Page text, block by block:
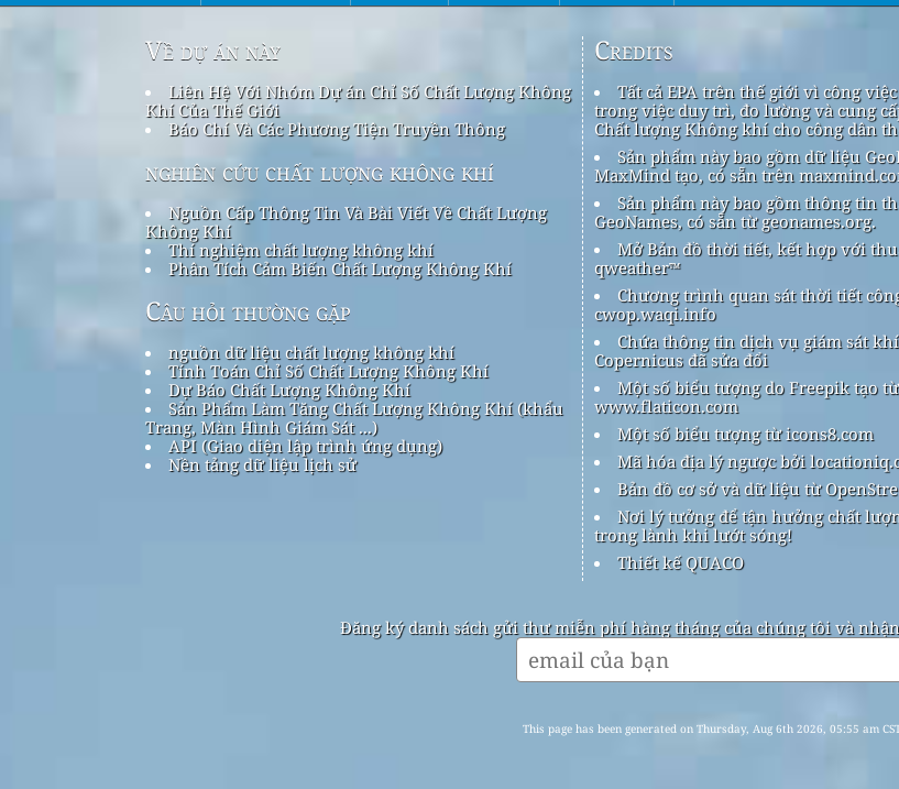
Về dự án này
Liên Hệ Với Nhóm Dự án Chỉ Số Chất Lượng Không
Khí Của Thế Giới
Báo Chí Và Các Phương Tiện Truyền Thông
nghiên cứu chất lượng không khí
Nguồn Cấp Thông Tin Và Bài Viết Về Chất Lượng
Không Khí
Thí nghiệm chất lượng không khí
Phân Tích Cảm Biến Chất Lượng Không Khí
Câu hỏi thường gặp
nguồn dữ liệu chất lượng không khí
Tính Toán Chỉ Số Chất Lượng Không Khí
Dự Báo Chất Lượng Không Khí
Sản Phẩm Làm Tăng Chất Lượng Không Khí (khẩu
Trang, Màn Hình Giám Sát ...)
API (Giao diện lập trình ứng dụng)
Nền tảng dữ liệu lịch sử
Credits
Tất cả EPA trên thế giới vì công
trong việc duy trì, đo lường và cung
Chất lượng Không khí cho công dân
Sản phẩm này bao gồm dữ liệu
MaxMind tạo, có sẵn trên
Sản phẩm này bao gồm thông tin
GeoNames, có sẵn từ geonames.org.
Mở Bản đồ thời tiết, kết hợp với
qweather™
Chương trình quan sát thời tiết
cwop.waqi.info
Chứa thông tin dịch vụ giám sát
Copernicus đã sửa đổi
Một số biểu tượng do Freepik tạo từ
www.flaticon.com
Một số biểu tượng từ icons8.com
Mã hóa địa lý ngược bởi
Bản đồ cơ sở và dữ liệu từ
Nơi lý tưởng để tận hưởng chất
trong lành khi lướt sóng!
Thiết kế QUACO
Đăng ký danh sách gửi thư miễn phí hàng tháng của chúng tôi và
This page has been generated on Thursday, Aug 6th 2026, 05:55 am